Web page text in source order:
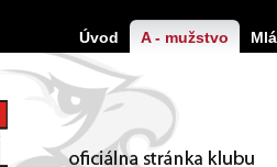
Úvod A - mužstvo